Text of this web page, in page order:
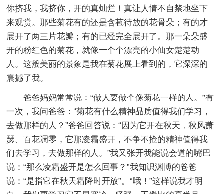
你挤我，我挤你，开的真灿烂！真让人情不自禁地坐下
来观赏。那些菊花有的还是含苞待放的花骨朵；有的才
展开了两三片花瓣；有的已经完全展开了。那一朵朵盛
开的粉红色的菊花，就像一个个漂亮的小仙女楚楚动
人。这般美丽的景象是我在菊花展上看到的，它深深的
震撼了我。
爸爸妈妈常常说：“做人要做个像菊花一样的人。”有
一次，我问爸爸：“菊花有什么精神品质值得我们学习，
去做那样的人？”爸爸回答说：“因为它开在秋天，秋风萧
瑟、百花凋零，它那凌霜盛开，不争不抢的精神值得我
们去学习，去做那样的人。”我又张开我能说会道的嘴巴
说：“那么凌霜盛开是怎么回事？”我知识渊博的爸爸
说：“是指它在秋天霜降时开放”。“哦！”这样说我才明